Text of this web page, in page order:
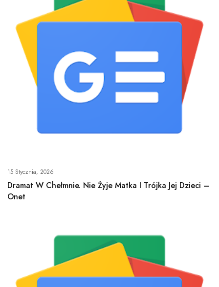
15 Stycznia, 2026
Dramat W Chełmnie. Nie Żyje Matka I Trójka Jej Dzieci –
Onet